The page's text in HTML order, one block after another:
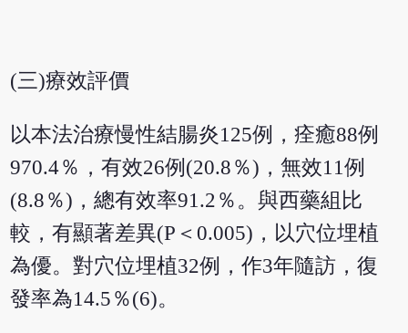
(三)療效評價
以本法治療慢性結腸炎125例，痊癒88例
970.4％，有效26例(20.8％)，無效11例
(8.8％)，總有效率91.2％。與西藥組比
較，有顯著差異(P＜0.005)，以穴位埋植
為優。對穴位埋植32例，作3年隨訪，復
發率為14.5％(6)。